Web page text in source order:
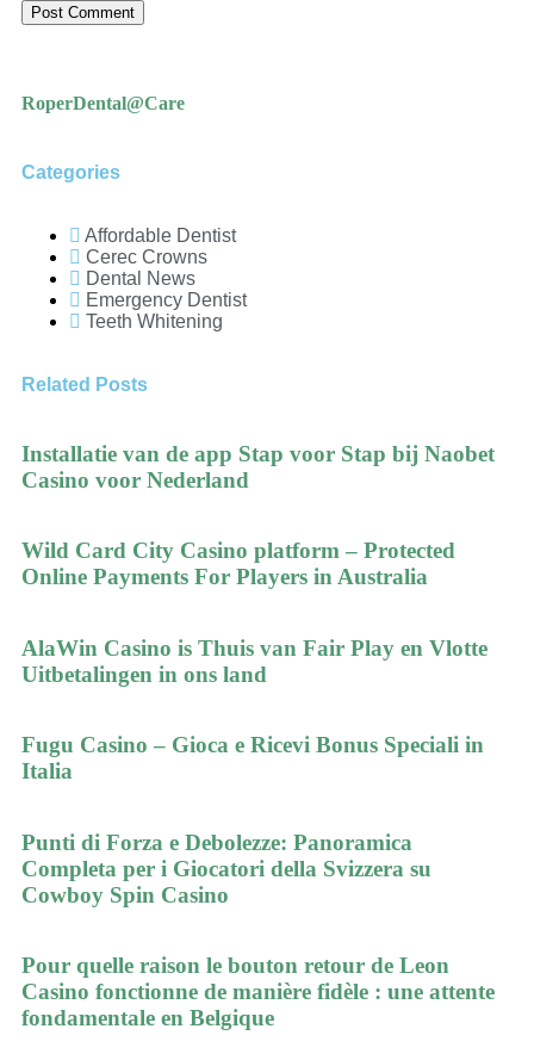
RoperDental@Care
Categories
Affordable Dentist
Cerec Crowns
Dental News
Emergency Dentist
Teeth Whitening
Related Posts
Installatie van de app Stap voor Stap bij Naobet
Casino voor Nederland
Wild Card City Casino platform – Protected
Online Payments For Players in Australia
AlaWin Casino is Thuis van Fair Play en Vlotte
Uitbetalingen in ons land
Fugu Casino – Gioca e Ricevi Bonus Speciali in
Italia
Punti di Forza e Debolezze: Panoramica
Completa per i Giocatori della Svizzera su
Cowboy Spin Casino
Pour quelle raison le bouton retour de Leon
Casino fonctionne de manière fidèle : une attente
fondamentale en Belgique